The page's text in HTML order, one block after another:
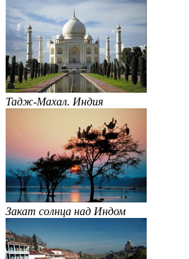
Тадж-Махал. Индия
Закат солнца над Индом